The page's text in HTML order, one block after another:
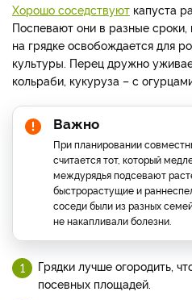
Хорошо соседствуют капуста
Поспевают они в разные
на грядке освобождается для
культуры. Перец дружно
кольраби, кукуруза – с
Важно
При планировании
считается тот, который
междурядья подсевают
быстрорастущие и
соседи были из разных
не накапливали болезни.
Грядки лучше огородить,
посевных площадей.